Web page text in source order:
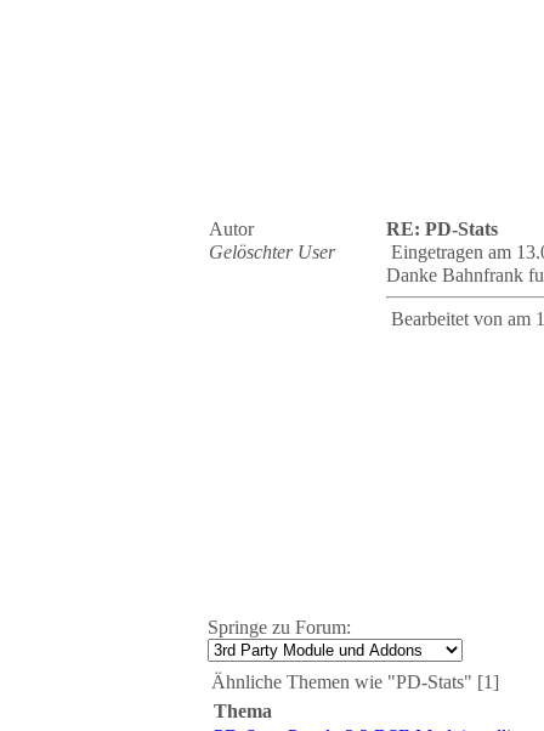
Autor
RE: PD-Stats
Gelöschter User
Eingetragen am
Danke Bahnfrank
Bearbeitet von am
Springe zu Forum:
Ähnliche Themen wie "PD-Stats" [1]
Thema